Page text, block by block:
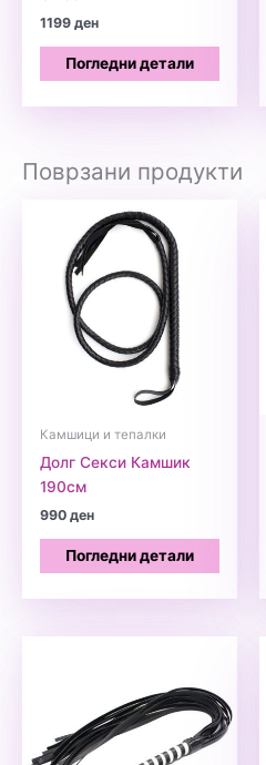
1199ден
Погледни детали
Поврзани продукти
Камшици и тепалки
Долг Секси Камшик
190см
990ден
Погледни детали